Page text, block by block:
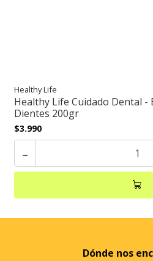
Healthy Life
Healthy Life Cuidado Dental -
Dientes 200gr
$3.990
-
Dónde nos